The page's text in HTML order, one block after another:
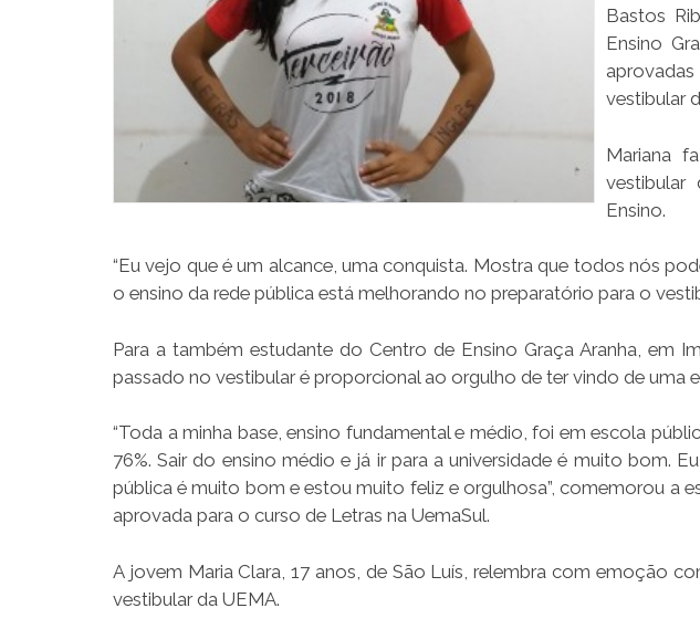
Bastos
Ensino
vestibular
Mariana
vestibular
Ensino.
“Eu vejo que é um alcance, uma conquista. Mostra que todos nós
o ensino da rede pública está melhorando no preparatório para o
Para a também estudante do Centro de Ensino Graça Aranha, em
passado no vestibular é proporcional ao orgulho de ter vindo de uma
“Toda a minha base, ensino fundamental e médio, foi em escola
76%. Sair do ensino médio e já ir para a universidade é muito bom.
pública é muito bom e estou muito feliz e orgulhosa”, comemorou a
aprovada para o curso de Letras na UemaSul.
A jovem Maria Clara, 17 anos, de São Luís, relembra com emoção
vestibular da UEMA.